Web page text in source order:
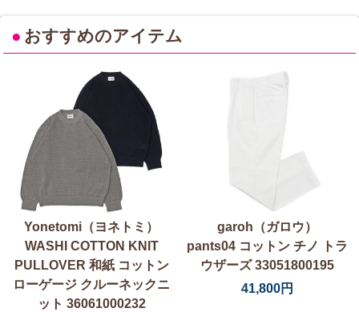
● おすすめのアイテム
Yonetomi（ヨネトミ）
WASHI COTTON KNIT
PULLOVER 和紙 コットン
ローゲージ クルーネックニ
ット 36061000232
garoh（ガロウ）
pants04 コットン チノ トラ
ウザーズ 33051800195
41,800円